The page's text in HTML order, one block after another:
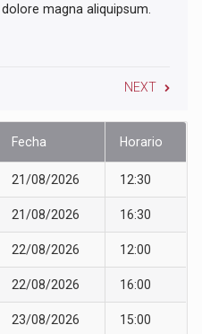
magna aliquipsum.
NEXT
Fecha Horario
21/08/2026 12:30
21/08/2026 16:30
22/08/2026 12:00
22/08/2026 16:00
23/08/2026 15:00